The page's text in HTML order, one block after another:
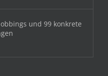
und 99 konkrete